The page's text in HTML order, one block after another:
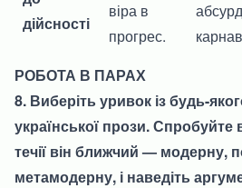
дійсності
віра в
прогрес.
РОБОТА В ПАРАХ
8. Виберіть уривок із будь-
української прози. Спробуйте
течії він ближчий — модерну,
метамодерну, і наведіть